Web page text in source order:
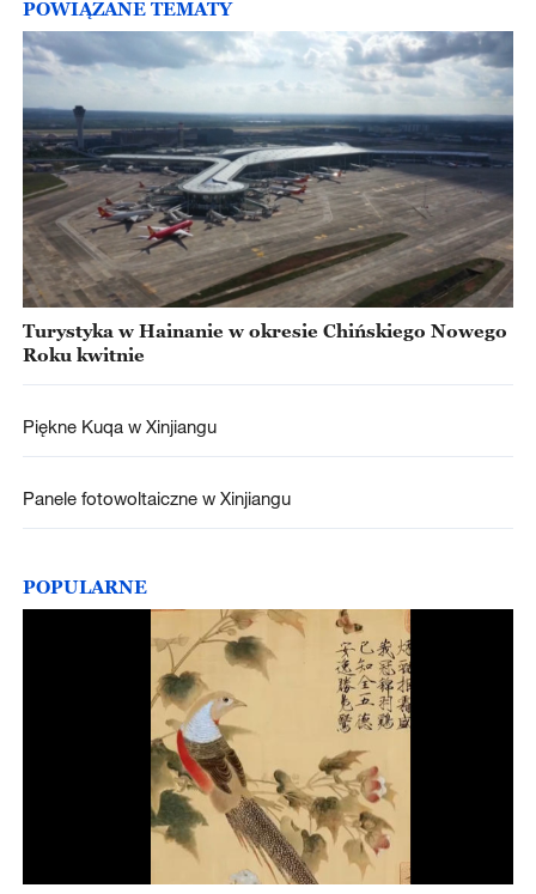
POWIĄZANE TEMATY
Turystyka w Hainanie w okresie Chińskiego Nowego
Roku kwitnie
Piękne Kuqa w Xinjiangu
Panele fotowoltaiczne w Xinjiangu
POPULARNE